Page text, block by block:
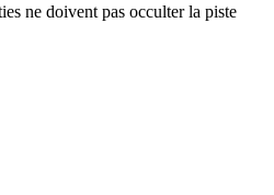
ne doivent pas occulter la piste